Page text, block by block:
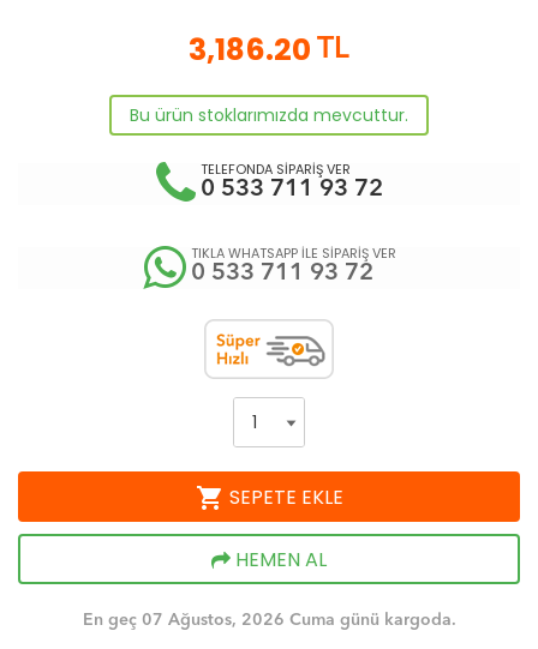
3,186.20 TL
Bu ürün stoklarımızda mevcuttur.
TELEFONDA SİPARİŞ VER
0 533 711 93 72
TIKLA WHATSAPP İLE SİPARİŞ VER
0 533 711 93 72
shopping_cart SEPETE EKLE
HEMEN AL
En geç 07 Ağustos, 2026 Cuma günü kargoda.